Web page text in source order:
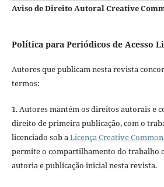
Aviso de Direito Autoral Creative
Política para Periódicos de Acesso
Autores que publicam nesta revista
termos:
1. Autores mantém os direitos autorais e
direito de primeira publicação, com o
licenciado sob aLicença Creative
permite o compartilhamento do trabalho
autoria e publicação inicial nesta revista.